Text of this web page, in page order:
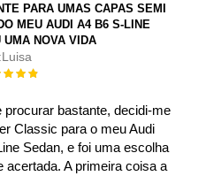
PARA UMAS CAPAS SEMI
MEU AUDI A4 B6 S-LINE
UMA NOVA VIDA
Luisa
procurar bastante, decidi-me
Classic para o meu Audi
Sedan, e foi uma escolha
acertada. A primeira coisa a